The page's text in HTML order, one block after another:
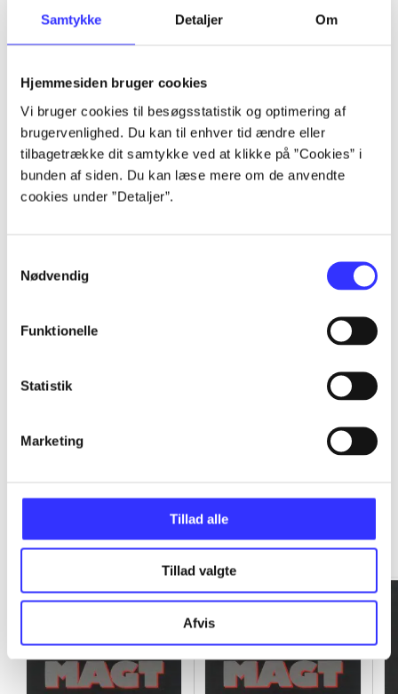
Samtykke Detaljer Om
Hjemmesiden bruger cookies
Vi bruger cookies til besøgsstatistik og optimering af
brugervenlighed. Du kan til enhver tid ændre eller
tilbagetrække dit samtykke ved at klikke på ”Cookies” i
bunden af siden. Du kan læse mere om de anvendte
cookies under ”Detaljer”.
Nødvendig
Funktionelle
Statistik
Marketing
Tillad alle
Tillad valgte
Afvis
Alle registrerede artikler fordelt på udgivelser
...
...
Rationalitet og magt
Gå til serien